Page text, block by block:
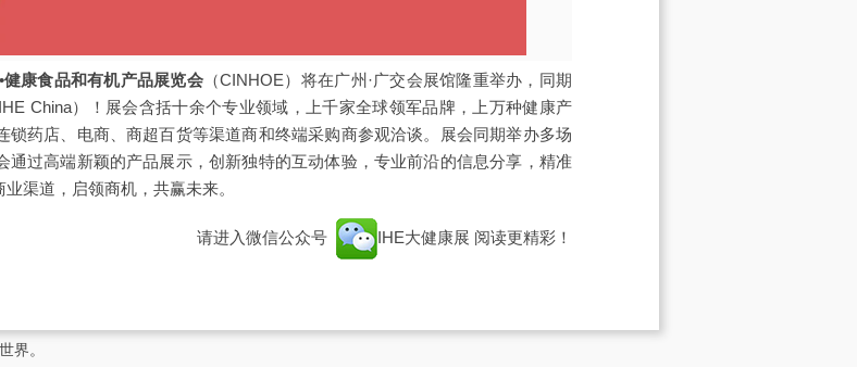
康食品和有机产品展览会（CINHOE） 将在广州·广交会展馆隆重举办，同期
IHE China）
！展会含括十余个专业领域，上千家全球领军品牌，上万种健康产
药店、电商、商超百货等渠道商和终端采购商参观洽谈。展会同期举办多场
过高端新颖的产品展示，创新独特的互动体验，专业前沿的信息分享，精准
渠道，启领商机，共赢未来。
请进入微信公众号 IHE大健康展 阅读更精彩！
界。